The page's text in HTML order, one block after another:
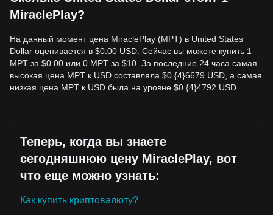
MiraclePlay?
На данный момент цена MiraclePlay (MPT) в United States
Dollar оценивается в $0.00 USD. Сейчас вы можете купить 1
MPT за $0.00 или 0 MPT за $10. За последние 24 часа самая
высокая цена MPT к USD составляла $0.{​4}6679 USD, а самая
низкая цена MPT к USD была на уровне $0.{​4}4792 USD.
Теперь, когда вы знаете
сегодняшнюю цену MiraclePlay, вот
что еще можно узнать:
Как купить криптовалюту?